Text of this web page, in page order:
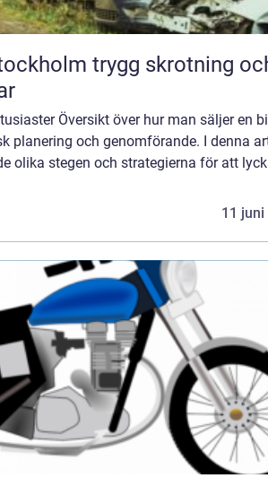
skrotning och
Översikt över hur man säljer en
planering och genomförande. I denna
olika stegen och strategierna för att
11 juni